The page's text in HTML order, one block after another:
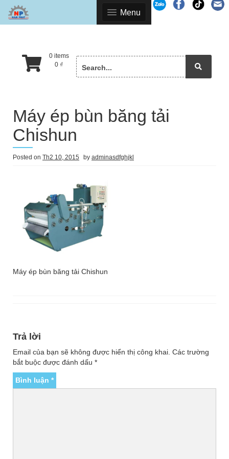
content
Menu
0 items
0 ₫
Search
for:
Máy ép bùn băng tải
Chishun
Posted on Th2 10, 2015 by adminasdfghjkl
Máy ép bùn băng tải Chishun
Trả lời
Email của bạn sẽ không được hiển thị công khai. Các trường
bắt buộc được đánh dấu *
Bình luận *